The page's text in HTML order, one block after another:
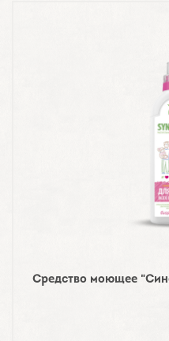
Средство моющее